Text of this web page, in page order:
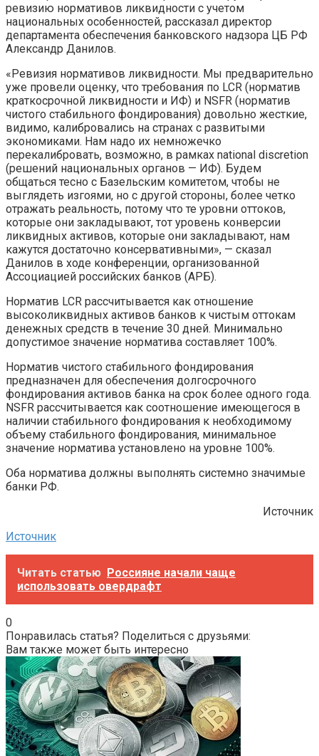
ревизию нормативов ликвидности с учетом
национальных особенностей, рассказал директор
департамента обеспечения банковского надзора ЦБ РФ
Александр Данилов.
«Ревизия нормативов ликвидности. Мы предварительно
уже провели оценку, что требования по LCR (норматив
краткосрочной ликвидности и ИФ) и NSFR (норматив
чистого стабильного фондирования) довольно жесткие,
видимо, калибровались на странах с развитыми
экономиками. Нам надо их немножечко
перекалибровать, возможно, в рамках national discretion
(решений национальных органов — ИФ). Будем
общаться тесно с Базельским комитетом, чтобы не
выглядеть изгоями, но с другой стороны, более четко
отражать реальность, потому что те уровни оттоков,
которые они закладывают, тот уровень конверсии
ликвидных активов, которые они закладывают, нам
кажутся достаточно консервативными», — сказал
Данилов в ходе конференции, организованной
Ассоциацией российских банков (АРБ).
Норматив LCR рассчитывается как отношение
высоколиквидных активов банков к чистым оттокам
денежных средств в течение 30 дней. Минимально
допустимое значение норматива составляет 100%.
Норматив чистого стабильного фондирования
предназначен для обеспечения долгосрочного
фондирования активов банка на срок более одного года.
NSFR рассчитывается как соотношение имеющегося в
наличии стабильного фондирования к необходимому
объему стабильного фондирования, минимальное
значение норматива установлено на уровне 100%.
Оба норматива должны выполнять системно значимые
банки РФ.
Источник
Источник
Читать статью Россияне начали чаще
использовать овердрафт
0
Понравилась статья? Поделиться с друзьями:
Вам также может быть интересно